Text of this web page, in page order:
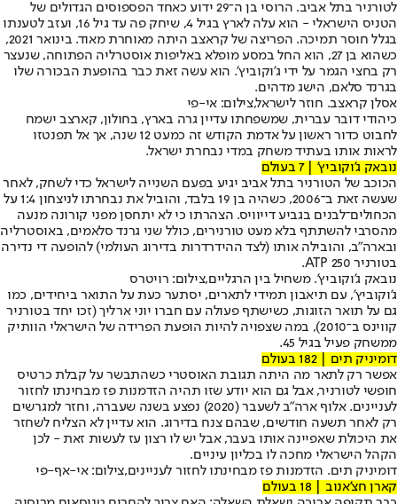
לטורניר בתל אביב. הרוסי בן ה־29 ידוע כאחד הפספוסים הגדולים של
הטניס הישראלי - הוא עלה לארץ בגיל 4, שיחק פה עד גיל 16, ועזב לטענתו
בגלל חוסר תמיכה. הפריצה של קראצב היתה מאוחרת מאוד. בינואר 2021,
כשהוא בן 27, הוא החל במסע מופלא באליפות אוסטרליה הפתוחה, שנעצר
רק בחצי הגמר על ידי ג'וקוביץ'. הוא עשה זאת כבר בהופעת הבכורה שלו
בגרנד סלאם, הישג מדהים.
אסלן קראצב. חוזר לישראל,צילום: אי-פי
כיהודי דובר עברית, שמשפחתו עדיין גרה בארץ, בחולון, קארצב ישמח
לחבוט כדור ראשון על אדמת הקודש זה כמעט 12 שנה, אך אל תפנטזו
לראות אותו בעתיד משחק במדי נבחרת ישראל.
נובאק ג'וקוביץ' | 7 בעולם
הכוכב של הטורניר בתל אביב יגיע בפעם השנייה לישראל כדי לשחק, לאחר
שעשה זאת ב־2006, כשהיה בן 19 בלבד, והוביל את נבחרתו לניצחון 1:4 על
הכחולים־לבנים בגביע דייוויס. הצהרתו כי לא יתחסן מפני קורונה מנעה
מהסרבי להשתתף בלא מעט טורנירים, כולל שני גרנד סלאמים, באוסטרליה
ובארה"ב, והובילה אותו (לצד ההידרדרות בדירוג העולמי) להופעה די נדירה
בטורניר 250 ATP.
נובאק ג'וקוביץ'. משחיל בין הרגליים,צילום: רויטרס
ג'וקוביץ', עם תיאבון תמידי לתארים, יסתער כעת על התואר ביחידים, כמו
גם על תואר הזוגות, כשישתף פעולה עם חברו יוני ארליך (זכו יחד בטורניר
קווינס ב־2010), במה שצפויה להיות הופעת הפרידה של הישראלי הוותיק
ממשחק פעיל בגיל 45.
דומיניק תים | 182 בעולם
אפשר רק לתאר מה היתה תגובת האוסטרי כשהתבשר על קבלת כרטיס
חופשי לטורניר, אבל גם הוא יודע שזו תהיה הזדמנות פז מבחינתו לחזור
לעניינים. אלוף ארה"ב לשעבר (2020) נפצע בשנה שעברה, וחזר למגרשים
רק לאחר תשעה חודשים, שבהם צנח בדירוג. הוא עדיין לא הצליח לשחזר
את היכולת שאפיינה אותו בעבר, אבל יש לו רצון עז לעשות זאת - לכן
הקהל הישראלי מחכה לו בכליון עיניים.
דומיניק תים. הזדמנות פז מבחינתו לחזור לעניינים,צילום: אי-אף-פי
קארן חצ'אנוב | 18 בעולם